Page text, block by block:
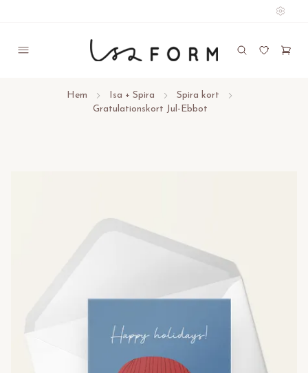
Hem Isa + Spira
Spira kort
Gratulationskort Jul-Ebbot